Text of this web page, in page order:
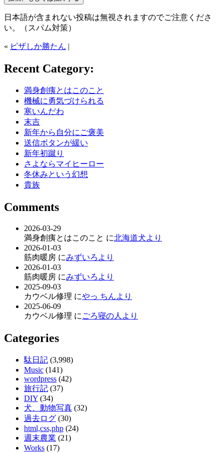
日本語が含まれない投稿は無視されますのでご注意くださ
い。（スパム対策）
« ピザしか勝たん |
Recent Category:
満身創痍とはこのこと
機械に勇気づけられる
寒いんだわ
末吉
新年から自分にご褒美
送信ボタンが緩い
新年初蹴り
さよならマイヒーロー
冬休みという幻想
貴族
Comments
2026-03-29
満身創痍とはこのこと に北海道犬より
2026-01-03
筋肉暖房 にみずいろより
2026-01-03
筋肉暖房 にみずいろより
2025-09-03
カウベル修理 にやっ ちんより
2025-06-09
カウベル修理 に ごろ寝の人より
Categories
駄日記 (3,998)
Music (141)
wordpress (42)
旅行記 (37)
DIY (34)
犬、動物写真 (32)
過去ログ (30)
html,css,php (24)
週末農業 (21)
Works (17)